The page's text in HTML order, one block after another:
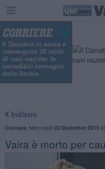
Il Danubio in secca e
riemergono 20 relitti
di navi naziste: le
incredibili immagini
dalla Serbia
Indietro
Cronaca Mercoledì 02 Dicembre 2015
Vaira è morto per